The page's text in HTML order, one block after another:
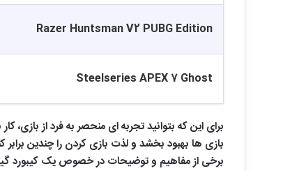
Razer Huntsman V2 PUBG Edition
Steelseries APEX 7 Ghost
برای این که بتوانید تجربه ای منحصر به فرد از
بازی ها بهبود بخشد و لذت بازی کردن را چندین
برخی از مفاهیم و توضیحات در خصوص یک کیبورد